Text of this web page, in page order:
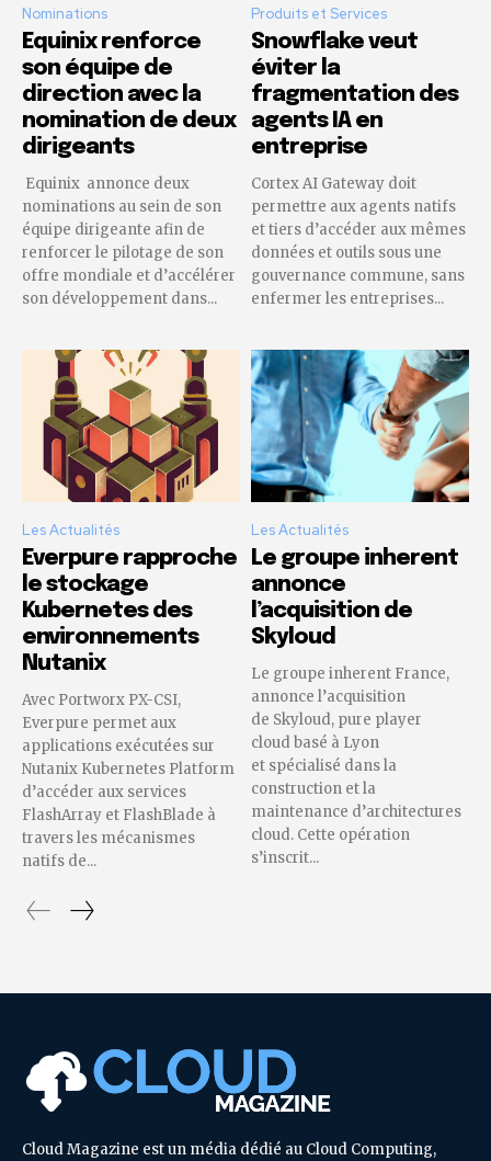
Nominations
Equinix renforce
son équipe de
direction avec la
nomination de deux
dirigeants
Equinix annonce deux
nominations au sein de son
équipe dirigeante afin de
renforcer le pilotage de son
offre mondiale et d’accélérer
son développement dans...
Produits et Services
Snowflake veut
éviter la
fragmentation des
agents IA en
entreprise
Cortex AI Gateway doit
permettre aux agents natifs
et tiers d’accéder aux mêmes
données et outils sous une
gouvernance commune, sans
enfermer les entreprises...
Les Actualités
Everpure rapproche
le stockage
Kubernetes des
environnements
Nutanix
Avec Portworx PX-CSI,
Everpure permet aux
applications exécutées sur
Nutanix Kubernetes Platform
d’accéder aux services
FlashArray et FlashBlade à
travers les mécanismes
natifs de...
Les Actualités
Le groupe inherent
annonce
l’acquisition de
Skyloud
Le groupe inherent France,
annonce l’acquisition
de Skyloud, pure player
cloud basé à Lyon
et spécialisé dans la
construction et la
maintenance d’architectures
cloud. Cette opération
s’inscrit...
Cloud Magazine est un média dédié au Cloud Computing,